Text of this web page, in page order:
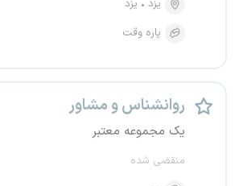
یزد
یزد
پاره وقت
روانشناس و مشاور
یک مجموعه معتبر
منقضی شده